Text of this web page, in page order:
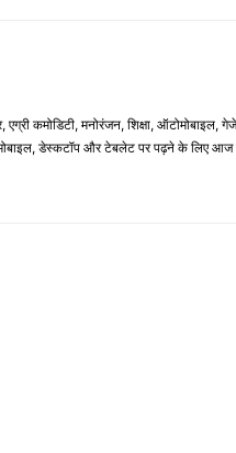
एग्री कमोडिटी, मनोरंजन, शिक्षा, ऑटोमोबाइल,
डेस्कटॉप और टेबलेट पर पढ़ने के लिए आज